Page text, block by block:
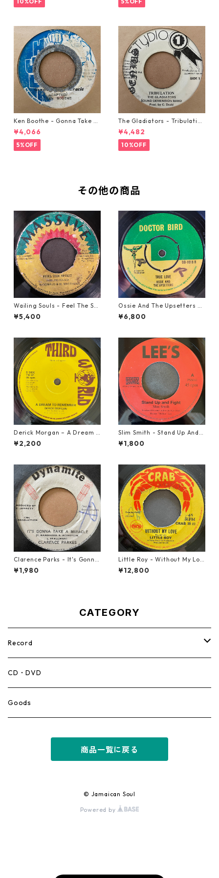
Ken Boothe - Gonna Take A
Miracle【7-21362】
¥4,066
5%OFF
The Gladiators - Tribulation
【7-21365】
¥4,482
10%OFF
その他の商品
Wailing Souls - Feel The Spi
rit【7-21955】
¥5,400
Ossie And The Upsetters -
True Love【7-22000】
¥6,800
Derick Morgan – A Dream T
o Remember【7-21824】
¥2,200
Slim Smith - Stand Up And F
ight 【7-21832】
¥1,800
Clarence Parks - It's Gonna
Take A Miracle【7-21096】
¥1,980
Little Roy - Without My Lov
e【7-21990】
¥12,800
CATEGORY
Record
Mento,Calypso,Ballad
Ska
CD・DVD
Goods
商品一覧に戻る
© Jamaican Soul
Powered by